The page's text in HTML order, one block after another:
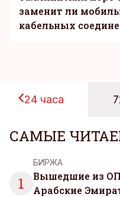
заменит ли
кабельных
24 часа
САМЫЕ
1
БИРЖА
Вышедшие из
Арабские